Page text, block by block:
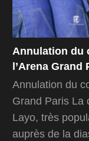
Annulation du
l’Arena Grand
Annulation du
Grand Paris La
Layo, très
auprès de la